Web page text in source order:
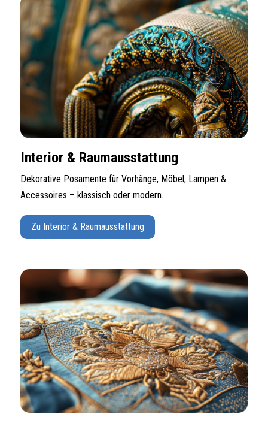
Interior & Raumausstattung
Dekorative Posamente für Vorhänge, Möbel, Lampen &
Accessoires – klassisch oder modern.
Zu Interior & Raumausstattung